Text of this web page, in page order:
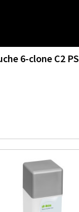
6-clone C2 PS